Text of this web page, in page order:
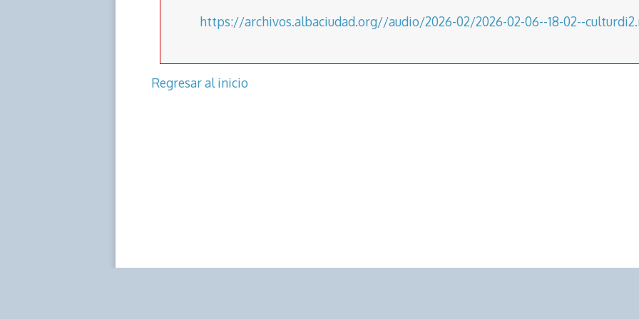
https://archivos.albaciudad.org//audio/2026-02/2026-02-06--18-02--
Regresar al inicio